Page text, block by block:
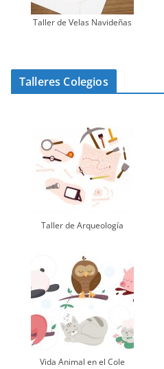
Taller de Velas Navideñas
Talleres Colegios
Taller de Arqueología
Vida Animal en el Cole